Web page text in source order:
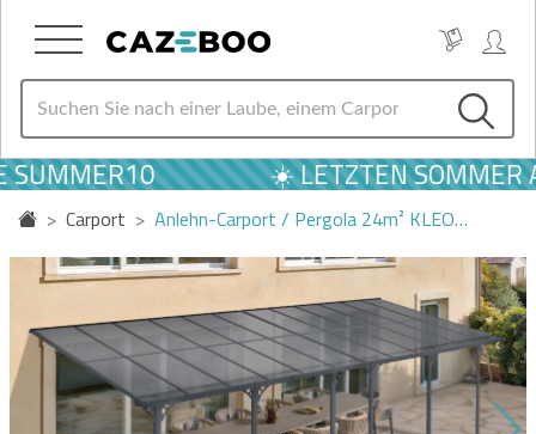
☀️ LETZTEN SOMMER
Carport Anlehn-Carport / Pergola 24m² KLEO…